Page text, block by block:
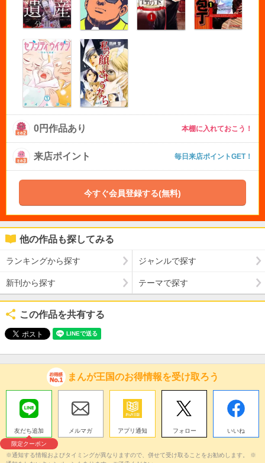
0円作品あり 本棚に入れておこう！
来店ポイント 毎日来店ポイントGET！
今すぐ会員登録する(無料)
他の作品も探してみる
ランキングから探す ジャンルで探す
新刊から探す テーマで探す
この作品を共有する
まんが王国のお得情報を受け取ろう
友だち追加
限定クーポン
メルマガ アプリ通知 フォロー いいね
※通知する情報およびタイミングが異なりますので、併せて受け取ることをお勧めします。 ※